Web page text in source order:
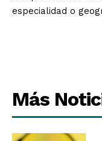
especialidad o
Más